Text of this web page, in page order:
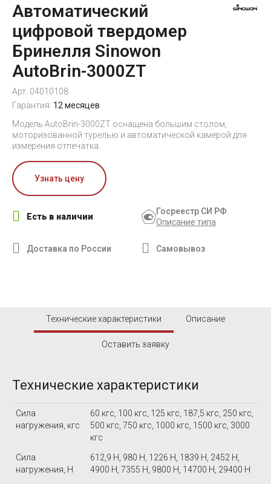
Автоматический
цифровой твердомер
Бринелля Sinowon
AutoBrin-3000ZT
Арт. 04010108
Гарантия: 12 месяцев
Модель AutoBrin-3000ZT оснащена большим столом,
моторизованной турелью и автоматической камерой для
измерения отпечатка.
Узнать цену
Есть в наличии
Госреестр СИ РФ
Описание типа
Доставка по России Самовывоз
Технические характеристики Описание
Оставить заявку
Технические характеристики
Сила
нагружения, кгс
60 кгс, 100 кгс, 125 кгс, 187,5 кгс, 250 кгс,
500 кгс, 750 кгс, 1000 кгс, 1500 кгс, 3000
кгс
Сила
нагружения, Н
612,9 Н, 980 Н, 1226 Н, 1839 Н, 2452 Н,
4900 Н, 7355 Н, 9800 Н, 14700 Н, 29400 Н